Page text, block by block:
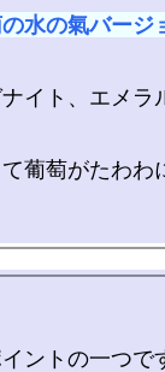
水の氣バージ
イト、エメラ
葡萄がたわわ
ントの一つで